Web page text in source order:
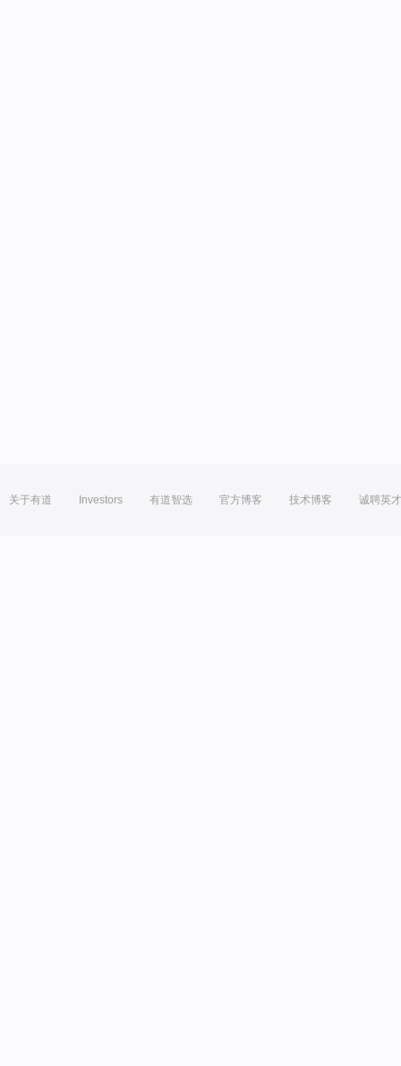
关于有道 Investors 有道智选 官方博客 技术博客 诚聘英才